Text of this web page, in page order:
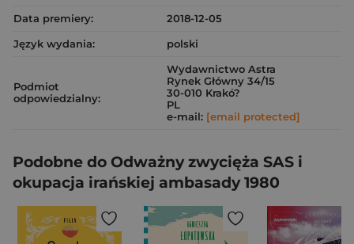
Data premiery:
2018-12-05
Język wydania:
polski
Podmiot
odpowiedzialny:
Wydawnictwo Astra
Rynek Główny 34/15
30-010 Krakó?
PL
e-mail: [email protected]
Podobne do Odważny zwycięża SAS i
okupacja irańskiej ambasady 1980